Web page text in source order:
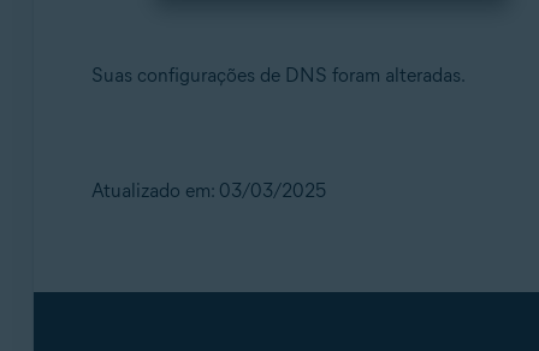
Suas configurações de DNS foram alteradas.
Atualizado em: 03/03/2025